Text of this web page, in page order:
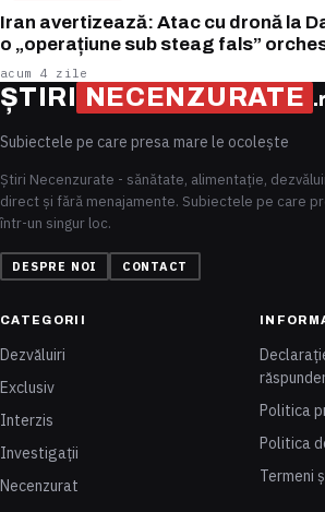
Iran avertizează: Atac cu dronă la
o „operațiune sub steag fals”
acum 4 zile
ȘTIRI NECENZURATE
Subiectele pe care presa mare le ocolește
Știri Necenzurate - sănătate, alimentație,
direct și fără menajamente. Subiectele pe care
într-un singur loc.
DESPRE NOI CONTACT
CATEGORII
Dezvăluiri
Exclusiv
Interzis
Investigații
Necenzurat
Politica
Politica
Termeni